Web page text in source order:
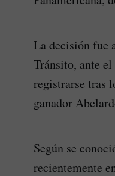
La decisión fue
Tránsito, ante
registrarse tras
ganador
Según se
recientemente